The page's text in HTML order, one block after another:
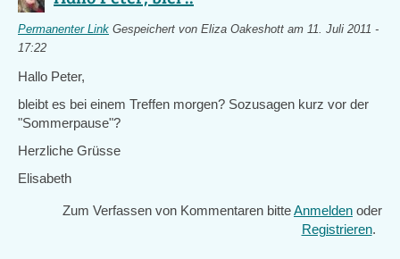
Permanenter Link Gespeichert von Eliza Oakeshott am 11. Juli 2011 -
17:22
Hallo Peter,
bleibt es bei einem Treffen morgen? Sozusagen kurz vor der
"Sommerpause"?
Herzliche Grüsse
Elisabeth
Zum Verfassen von Kommentaren bitteAnmelden oder
Registrieren.